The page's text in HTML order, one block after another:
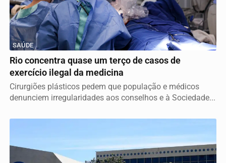
SAÚDE
Rio concentra quase um terço de casos de
exercício ilegal da medicina
Cirurgiões plásticos pedem que população e médicos
denunciem irregularidades aos conselhos e à Sociedade...